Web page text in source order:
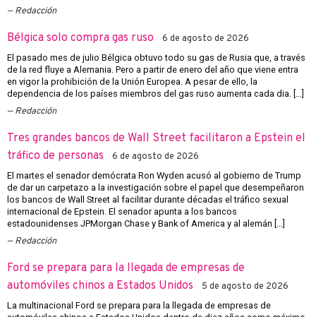
Redacción
Bélgica solo compra gas ruso 6 de agosto de 2026
El pasado mes de julio Bélgica obtuvo todo su gas de Rusia que, a través
de la red fluye a Alemania. Pero a partir de enero del año que viene entra
en vigor la prohibición de la Unión Europea. A pesar de ello, la
dependencia de los países miembros del gas ruso aumenta cada dia. […]
Redacción
Tres grandes bancos de Wall Street facilitaron a Epstein el
tráfico de personas
6 de agosto de 2026
El martes el senador demócrata Ron Wyden acusó al gobierno de Trump
de dar un carpetazo a la investigación sobre el papel que desempeñaron
los bancos de Wall Street al facilitar durante décadas el tráfico sexual
internacional de Epstein. El senador apunta a los bancos
estadounidenses JPMorgan Chase y Bank of America y al alemán […]
Redacción
Ford se prepara para la llegada de empresas de
automóviles chinos a Estados Unidos
5 de agosto de 2026
La multinacional Ford se prepara para la llegada de empresas de